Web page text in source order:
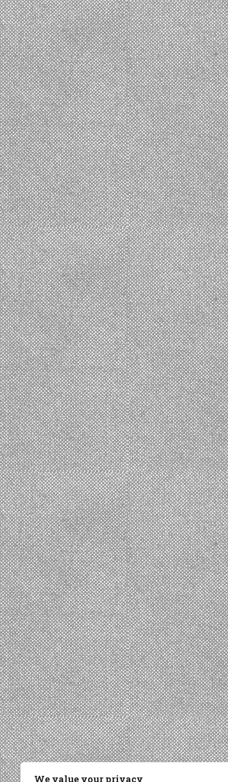
We value your privacy